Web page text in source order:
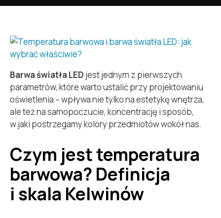
Barwa światła LED jest jednym z pierwszych
parametrów, które warto ustalić przy projektowaniu
oświetlenia – wpływa nie tylko na estetykę wnętrza,
ale też na samopoczucie, koncentrację i sposób,
w jaki postrzegamy kolory przedmiotów wokół nas.
Czym jest temperatura
barwowa? Definicja
i skala Kelwinów